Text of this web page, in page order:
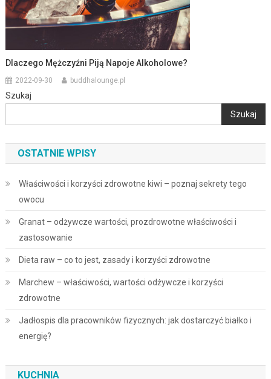
Dlaczego Mężczyźni Piją Napoje Alkoholowe?
2022-09-30 buddhalounge.pl
Szukaj
Szukaj
OSTATNIE WPISY
Właściwości i korzyści zdrowotne kiwi – poznaj sekrety tego
owocu
Granat – odżywcze wartości, prozdrowotne właściwości i
zastosowanie
Dieta raw – co to jest, zasady i korzyści zdrowotne
Marchew – właściwości, wartości odżywcze i korzyści
zdrowotne
Jadłospis dla pracowników fizycznych: jak dostarczyć białko i
energię?
KUCHNIA